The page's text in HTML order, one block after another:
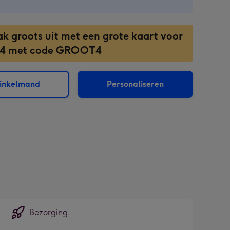
groots uit met een grote kaart voor
met code GROOT4
Personaliseren
Bezorging